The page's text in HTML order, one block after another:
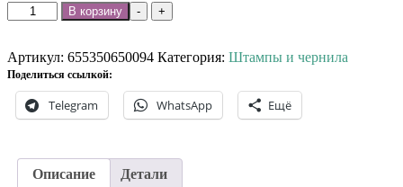
-
Количество
товара
Imperial
Crackle.
+
В корзину
Артикул: 655350650094 Категория: Штампы и чернила
Поделиться ссылкой:
Telegram WhatsApp Ещё
Описание Детали